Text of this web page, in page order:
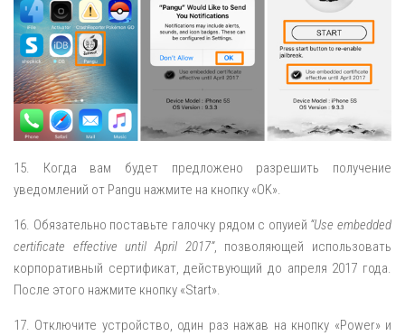
15. Когда вам будет предложено разрешить получение
уведомлений от Pangu нажмите на кнопку «OK».
16. Обязательно поставьте галочку рядом с опуией “Use embedded
certificate effective until April 2017”, позволяющей использовать
корпоративный сертификат, действующий до апреля 2017 года.
После этого нажмите кнопку «Start».
17. Отключите устройство, один раз нажав на кнопку «Power» и